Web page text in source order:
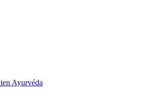
Ayurvéda